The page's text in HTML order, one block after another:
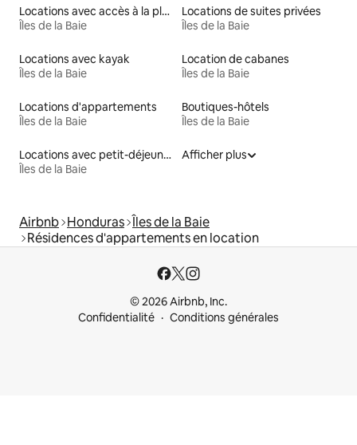
Locations avec accès à la plage
Îles de la Baie
Locations de suites privées
Îles de la Baie
Locations avec kayak
Îles de la Baie
Location de cabanes
Îles de la Baie
Locations d'appartements
Îles de la Baie
Boutiques-hôtels
Îles de la Baie
Locations avec petit-déjeuner
Îles de la Baie
Afficher plus
Airbnb Honduras Îles de la Baie
Résidences d'appartements en location
© 2026 Airbnb, Inc.
Confidentialité
Conditions générales